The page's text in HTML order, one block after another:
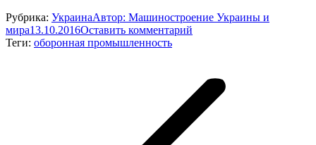
Рубрика: УкраинаАвтор: Машиностроение Украины и
мира13.10.2016Оставить комментарий
Теги: оборонная промышленность